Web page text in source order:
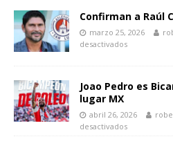
Confirman a Raúl
marzo 25, 2026
desactivados
Joao Pedro es
lugar MX
abril 26, 2026
desactivados